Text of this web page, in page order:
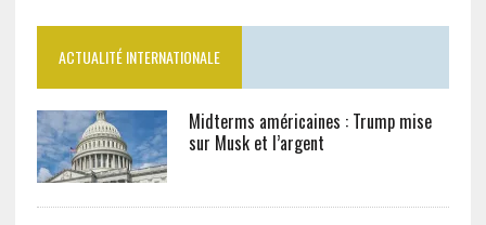
ACTUALITÉ INTERNATIONALE
Midterms américaines : Trump mise
sur Musk et l’argent